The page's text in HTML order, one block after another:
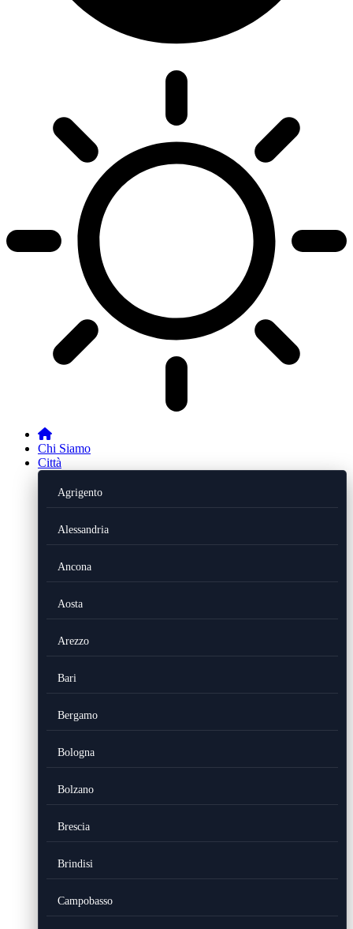
Chi Siamo
Città
Agrigento
Alessandria
Ancona
Aosta
Arezzo
Bari
Bergamo
Bologna
Bolzano
Brescia
Brindisi
Campobasso